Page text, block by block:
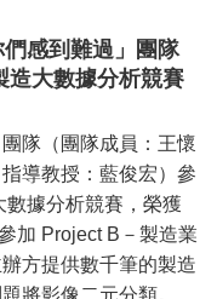
們感到難過」團隊
造大數據分析競賽
隊（團隊成員：王懷
導教授：藍俊宏）參
據分析競賽，榮獲
加 Project B－製造業
方提供數千筆的製造
將影像二元分類。